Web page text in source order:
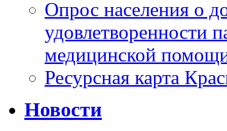
Опрос населения о
удовлетворенности
медицинской
Ресурсная карта
Новости